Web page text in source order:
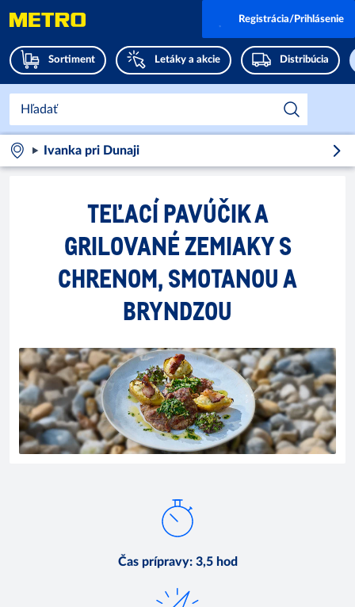
Sortiment Letáky a akcie Distribúcia
Registrácia/Prihlásenie
Ivanka pri Dunaji
TEĽACÍ PAVÚČIK A
GRILOVANÉ ZEMIAKY S
CHRENOM, SMOTANOU A
BRYNDZOU
Čas prípravy: 3,5 hod